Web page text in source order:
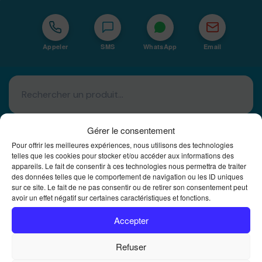
Gérer le consentement
Pour offrir les meilleures expériences, nous utilisons des technologies
telles que les cookies pour stocker et/ou accéder aux informations des
appareils. Le fait de consentir à ces technologies nous permettra de traiter
des données telles que le comportement de navigation ou les ID uniques
sur ce site. Le fait de ne pas consentir ou de retirer son consentement peut
avoir un effet négatif sur certaines caractéristiques et fonctions.
Accepter
Refuser
Appeler SMS WhatsApp Email
Basé à La Réunion · 974
Bureautique Reunion Ei
Intégrateur de solutions d'impression Bureautique et
DTF à la Réunion